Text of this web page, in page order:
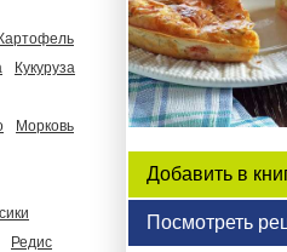
Картофель
Кукуруза
Морковь
Редис
Добавить в
Посмотреть